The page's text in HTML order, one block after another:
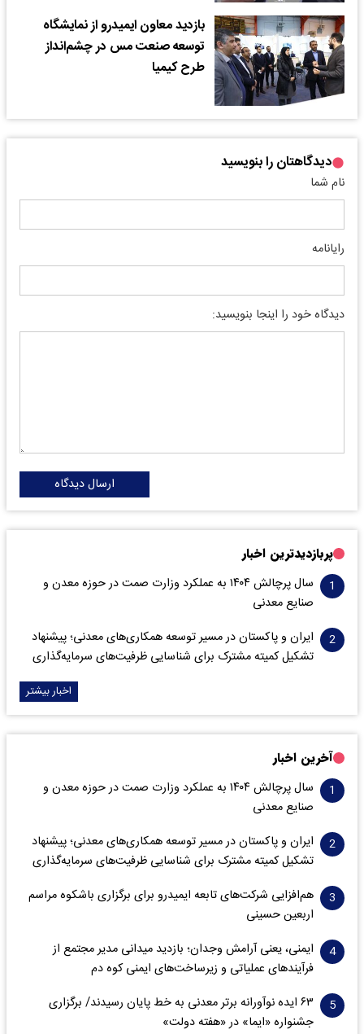
بازدید معاون ایمیدرو از نمایشگاه
توسعه صنعت مس در چشم‌انداز
طرح کیمیا
دیدگاهتان را بنویسید
نام شما
رایانامه
دیدگاه خود را اینجا بنویسید:
ارسال دیدگاه
پربازدیدترین اخبار
سال پرچالش ۱۴۰۴ به عملکرد وزارت صمت در حوزه معدن و
صنایع معدنی
ایران و پاکستان در مسیر توسعه همکاری‌های معدنی؛ پیشنهاد
تشکیل کمیته مشترک برای شناسایی ظرفیت‌های سرمایه‌گذاری
اخبار بیشتر
آخرین اخبار
سال پرچالش ۱۴۰۴ به عملکرد وزارت صمت در حوزه معدن و
صنایع معدنی
ایران و پاکستان در مسیر توسعه همکاری‌های معدنی؛ پیشنهاد
تشکیل کمیته مشترک برای شناسایی ظرفیت‌های سرمایه‌گذاری
هم‌افزایی شرکت‌های تابعه ایمیدرو برای برگزاری باشکوه مراسم
اربعین حسینی
ایمنی، یعنی آرامش وجدان؛ بازدید میدانی مدیر مجتمع از
فرآیندهای عملیاتی و زیرساخت‌های ایمنی کوه دم
۶۳ ایده نوآورانه برتر معدنی به خط پایان رسیدند/ برگزاری
جشنواره «ایما» در «هفته دولت»